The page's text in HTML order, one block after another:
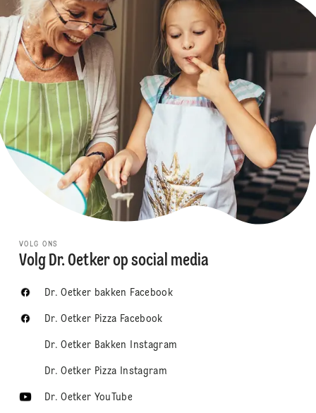
VOLG ONS
Volg Dr. Oetker op social media
Dr. Oetker bakken Facebook
Dr. Oetker Pizza Facebook
Dr. Oetker Bakken Instagram
Dr. Oetker Pizza Instagram
Dr. Oetker YouTube